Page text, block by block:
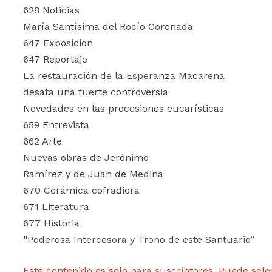
628 Noticias
María Santísima del Rocío Coronada
647 Exposición
647 Reportaje
La restauración de la Esperanza Macarena
desata una fuerte controversia
Novedades en las procesiones eucarísticas
659 Entrevista
662 Arte
Nuevas obras de Jerónimo
Ramírez y de Juan de Medina
670 Cerámica cofradiera
671 Literatura
677 Historia
“Poderosa Intercesora y Trono de este Santuario”